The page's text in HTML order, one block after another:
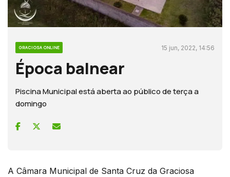
GRACIOSA ONLINE 15 jun, 2022, 14:56
Época balnear
Piscina Municipal está aberta ao público de terça a
domingo
A Câmara Municipal de Santa Cruz da Graciosa